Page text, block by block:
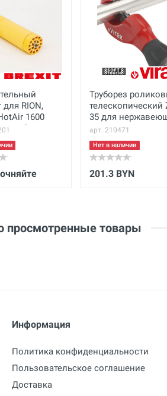
Отправить отзыв
RION,
1600
Вт)
Труборез
телескопический
35 для
стали 3-35 мм
арт. 210471
Нет в наличии
201.3 BYN
просмотренные товары
Информация
Политика конфиденциальности
Пользовательское соглашение
Доставка